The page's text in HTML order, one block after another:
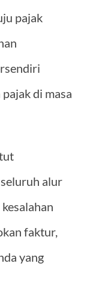
pajak
di masa
alur
faktur,
yang